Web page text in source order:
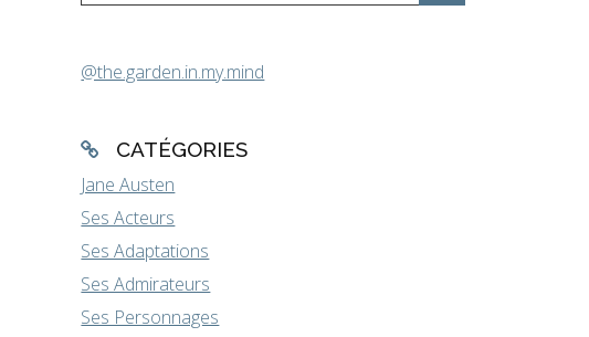
@the.garden.in.my.mind
CATÉGORIES
Jane Austen
Ses Acteurs
Ses Adaptations
Ses Admirateurs
Ses Personnages